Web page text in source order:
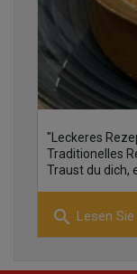
"Leckeres
Traditionelles
Traust du dich,
search Lesen